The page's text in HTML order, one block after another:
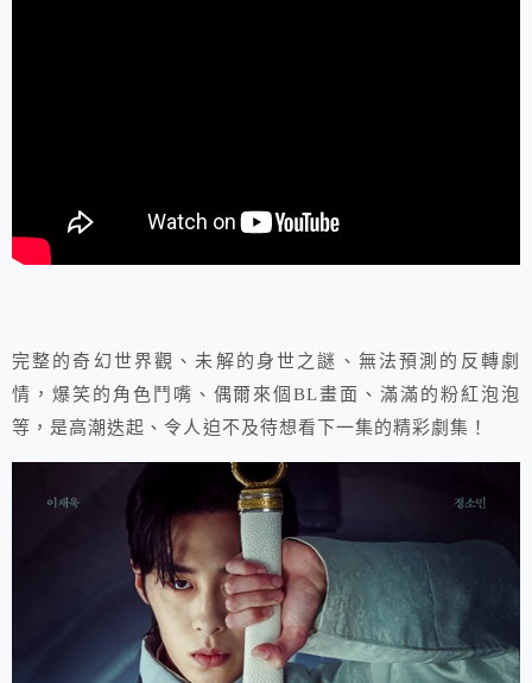
完整的奇幻世界觀、未解的身世之謎、無法預測的反轉劇
情，爆笑的角色鬥嘴、偶爾來個BL畫面、滿滿的粉紅泡泡
等，是高潮迭起、令人迫不及待想看下一集的精彩劇集！